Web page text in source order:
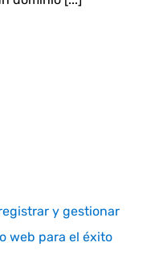
y gestionar
web para el éxito